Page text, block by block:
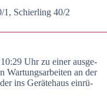
1, Schier­ling 40/2
Uhr zu einer aus­ge­
War­tungs­ar­bei­ten an der
ins Gerä­te­haus ein­rü­